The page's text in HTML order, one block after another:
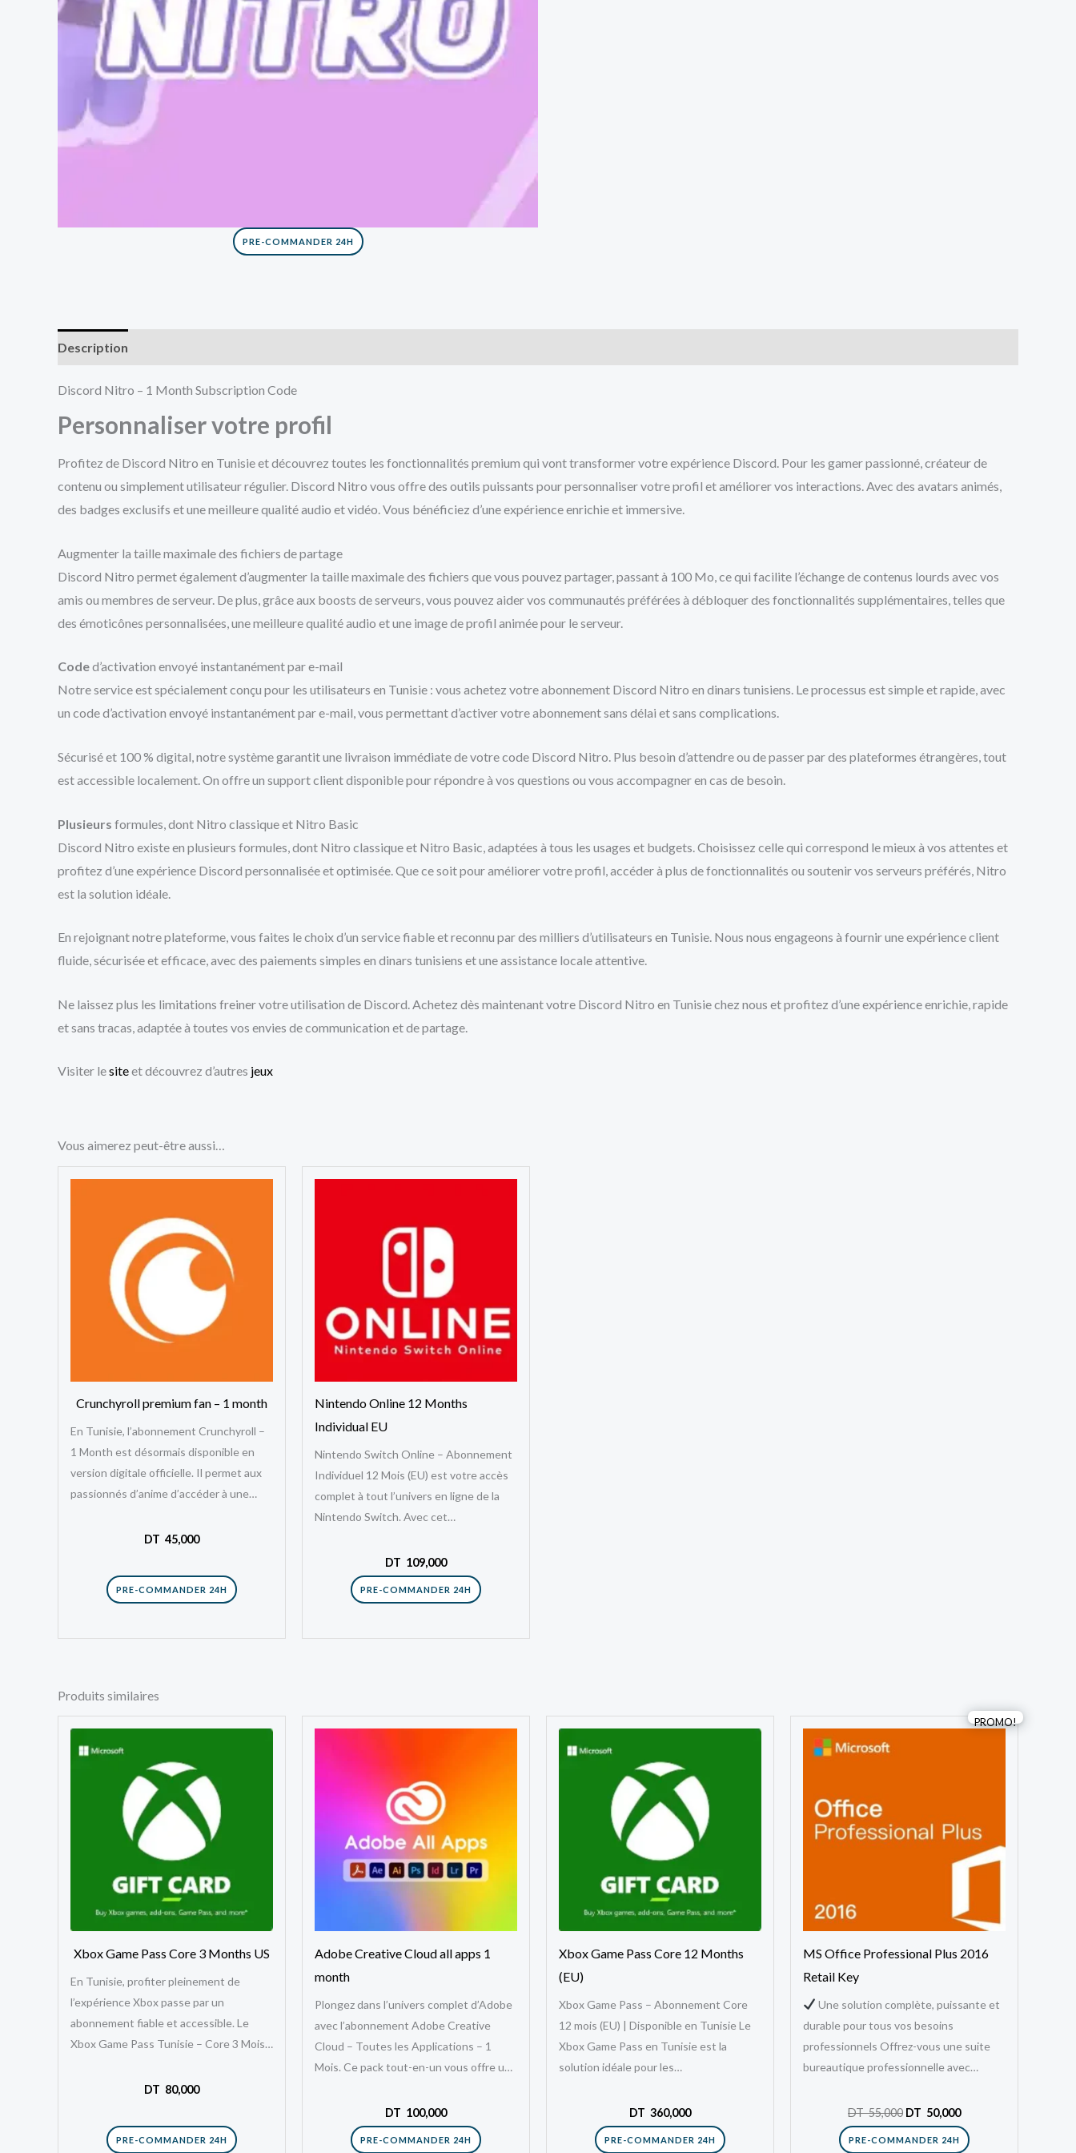
PRE-COMMANDER 24H
Description
Discord Nitro – 1 Month Subscription Code
Personnaliser votre profil
Profitez de Discord Nitro en Tunisie et découvrez toutes les fonctionnalités premium qui vont transformer votre expérience Discord. Pour les gamer passionné, créateur de
contenu ou simplement utilisateur régulier. Discord Nitro vous offre des outils puissants pour personnaliser votre profil et améliorer vos interactions. Avec des avatars animés,
des badges exclusifs et une meilleure qualité audio et vidéo. Vous bénéficiez d’une expérience enrichie et immersive.
Augmenter la taille maximale des fichiers de partage
Discord Nitro permet également d’augmenter la taille maximale des fichiers que vous pouvez partager, passant à 100 Mo, ce qui facilite l’échange de contenus lourds avec vos
amis ou membres de serveur. De plus, grâce aux boosts de serveurs, vous pouvez aider vos communautés préférées à débloquer des fonctionnalités supplémentaires, telles que
des émoticônes personnalisées, une meilleure qualité audio et une image de profil animée pour le serveur.
Coded’activation envoyé instantanément par e-mail
Notre service est spécialement conçu pour les utilisateurs en Tunisie : vous achetez votre abonnement Discord Nitro en dinars tunisiens. Le processus est simple et rapide, avec
un code d’activation envoyé instantanément par e-mail, vous permettant d’activer votre abonnement sans délai et sans complications.
Sécurisé et 100 % digital, notre système garantit une livraison immédiate de votre code Discord Nitro. Plus besoin d’attendre ou de passer par des plateformes étrangères, tout
est accessible localement. On offre un support client disponible pour répondre à vos questions ou vous accompagner en cas de besoin.
Plusieurs formules, dont Nitro classique et Nitro Basic
Discord Nitro existe en plusieurs formules, dont Nitro classique et Nitro Basic, adaptées à tous les usages et budgets. Choisissez celle qui correspond le mieux à vos attentes et
profitez d’une expérience Discord personnalisée et optimisée. Que ce soit pour améliorer votre profil, accéder à plus de fonctionnalités ou soutenir vos serveurs préférés, Nitro
est la solution idéale.
En rejoignant notre plateforme, vous faites le choix d’un service fiable et reconnu par des milliers d’utilisateurs en Tunisie. Nous nous engageons à fournir une expérience client
fluide, sécurisée et efficace, avec des paiements simples en dinars tunisiens et une assistance locale attentive.
Ne laissez plus les limitations freiner votre utilisation de Discord. Achetez dès maintenant votre Discord Nitro en Tunisie chez nous et profitez d’une expérience enrichie, rapide
et sans tracas, adaptée à toutes vos envies de communication et de partage.
Visiter lesiteet découvrez d’autres jeux
Vous aimerez peut-être aussi…
Crunchyroll premium fan – 1 month
En Tunisie, l’abonnement Crunchyroll –
1 Month est désormais disponible en
version digitale officielle. Il permet aux
passionnés d’anime d’accéder à une
DT 45,000
PRE-COMMANDER 24H
Nintendo Online 12 Months
Individual EU
Nintendo Switch Online – Abonnement
Individuel 12 Mois (EU) est votre accès
complet à tout l’univers en ligne de la
Nintendo Switch. Avec cet
DT 109,000
PRE-COMMANDER 24H
Produits similaires
Xbox Game Pass Core 3 Months US
En Tunisie, profiter pleinement de
l’expérience Xbox passe par un
abonnement fiable et accessible. Le
Xbox Game Pass Tunisie – Core 3 Mois
DT 80,000
PRE-COMMANDER 24H
Adobe Creative Cloud all apps 1
month
Plongez dans l’univers complet d’Adobe
avec l’abonnement Adobe Creative
Cloud – Toutes les Applications – 1
Mois. Ce pack tout-en-un vous offre un
DT 100,000
PRE-COMMANDER 24H
Xbox Game Pass Core 12 Months
(EU)
Xbox Game Pass – Abonnement Core
12 mois (EU) | Disponible en Tunisie Le
Xbox Game Pass en Tunisie est la
solution idéale pour les…
DT 360,000
PRE-COMMANDER 24H
PROMO!
MS Office Professional Plus 2016
Retail Key
Une solution complète, puissante et
durable pour tous vos besoins
professionnels Offrez-vous une suite
bureautique professionnelle avec
une version…
DT55,000 DT 50,000
Le
PRE-COMMANDER 24H